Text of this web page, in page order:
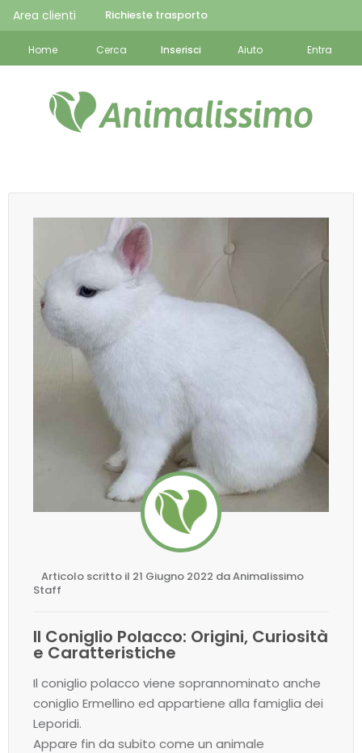
Area clienti Richieste trasporto
Home Cerca Inserisci Aiuto Entra
Articolo scritto il 21 Giugno 2022 da Animalissimo
Staff
Il Coniglio Polacco: Origini, Curiosità
e Caratteristiche
Il coniglio polacco viene soprannominato anche
coniglio Ermellino ed appartiene alla famiglia dei
Leporidi.
Appare fin da subito come un animale